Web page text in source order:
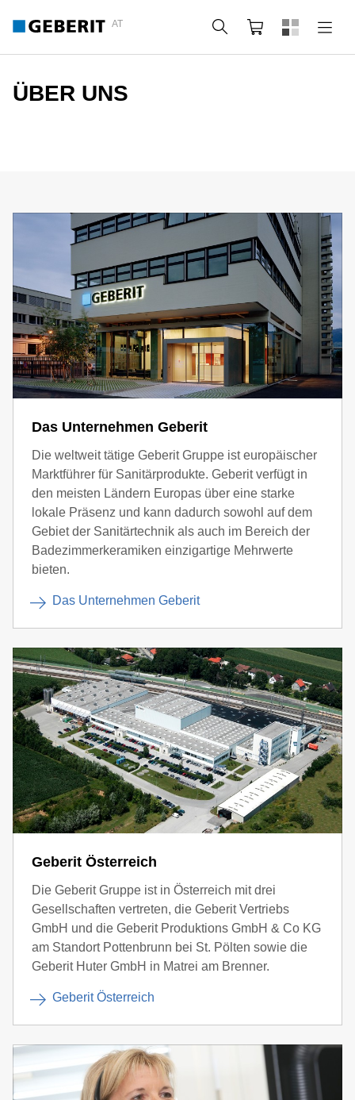
AT Suche Warenkorb
ÜBER UNS
Das Unternehmen Geberit
Die weltweit tätige Geberit Gruppe ist europäischer
Marktführer für Sanitärprodukte. Geberit verfügt in
den meisten Ländern Europas über eine starke
lokale Präsenz und kann dadurch sowohl auf dem
Gebiet der Sanitärtechnik als auch im Bereich der
Badezimmerkeramiken einzigartige Mehrwerte
bieten.
Das Unternehmen Geberit
Geberit Österreich
Die Geberit Gruppe ist in Österreich mit drei
Gesellschaften vertreten, die Geberit Vertriebs
GmbH und die Geberit Produktions GmbH & Co KG
am Standort Pottenbrunn bei St. Pölten sowie die
Geberit Huter GmbH in Matrei am Brenner.
Geberit Österreich